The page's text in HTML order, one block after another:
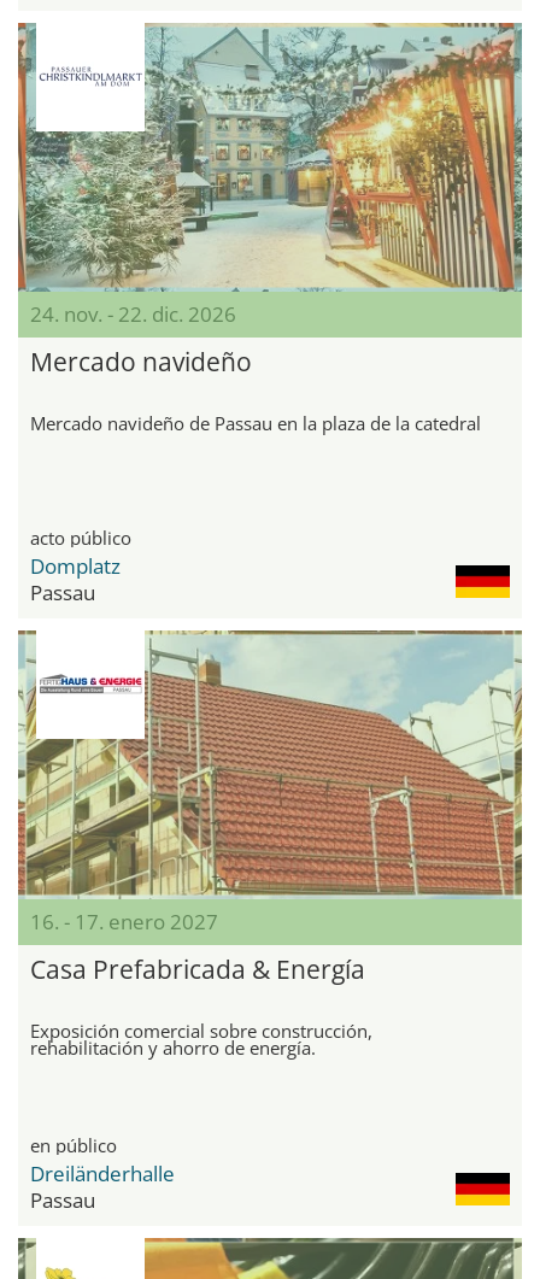
24. nov. - 22. dic. 2026
Mercado navideño
Mercado navideño de Passau en la plaza de la catedral
acto público
Domplatz
Passau
16. - 17. enero 2027
Casa Prefabricada & Energía
Exposición comercial sobre construcción,
rehabilitación y ahorro de energía.
en público
Dreiländerhalle
Passau